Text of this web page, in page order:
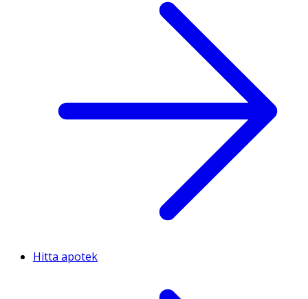
Hitta apotek